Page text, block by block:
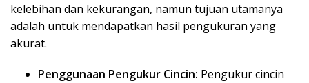
kelebihan dan kekurangan, namun tujuan utamanya
adalah untuk mendapatkan hasil pengukuran yang
akurat.
Penggunaan Pengukur Cincin: Pengukur cincin